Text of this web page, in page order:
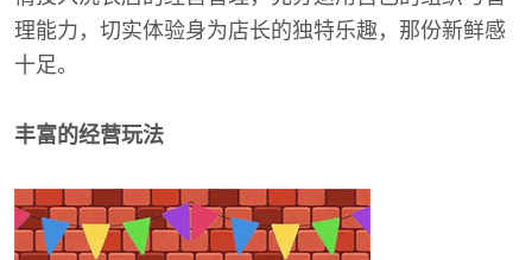
理能力，切实体验身为店长的独特乐趣，那份新鲜感
十足。
丰富的经营玩法